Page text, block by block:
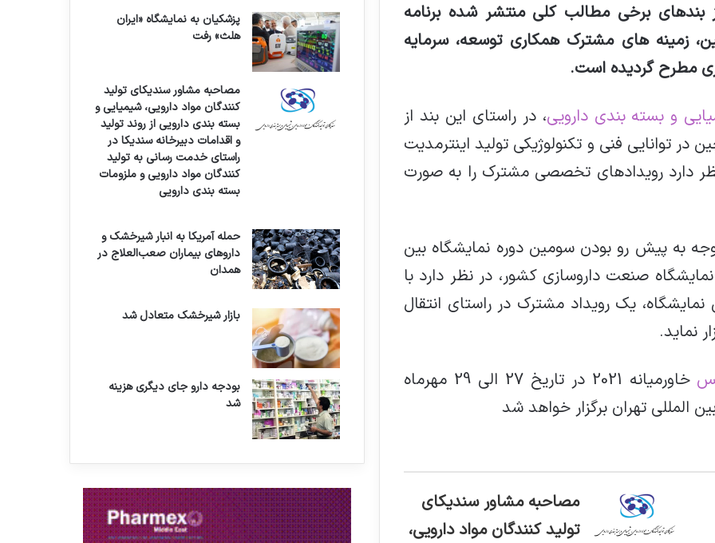
بندهای برخی مطالب کلی منتشر شده برنامه
ایران و چین، زمینه های مشترک همکاری توسعه، سرمایه
مطرح گردیده است.
و بسته بندی دارویی، در راستای این بند از
توانایی فنی و تکنولوژیکی تولید اینترمدیت
دارد رویدادهای تخصصی مشترک را به صورت
به پیش رو بودن سومین دوره نمایشگاه بین
صنعت داروسازی کشور، در نظر دارد با
یک رویداد مشترک در راستای انتقال
نماید.
خاورمیانه 2021 در تاریخ 27 الی 29 مهرماه
المللی تهران برگزار خواهد شد
مصاحبه مشاور سندیکای
تولید کنندگان مواد دارویی،
پزشکیان به نمایشگاه «ایران
هلث» رفت
مصاحبه مشاور سندیکای تولید
کنندگان مواد دارویی، شیمیایی و
بسته بندی دارویی از روند تولید
و اقدامات دبیرخانه سندیکا در
راستای خدمت رسانی به تولید
کنندگان مواد دارویی و ملزومات
بسته بندی دارویی
حمله آمریکا به انبار شیرخشک و
داروهای بیماران صعب‌العلاج در
همدان
بازار شیرخشک متعادل شد
بودجه دارو جای دیگری هزینه
شد